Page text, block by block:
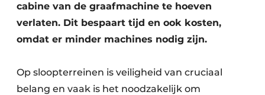
Bouwtransport
cabine van de graafmachine te hoeven
verlaten. Dit bespaart tijd en ook kosten,
omdat er minder machines nodig zijn.
Op sloopterreinen is veiligheid van cruciaal
belang en vaak is het noodzakelijk om